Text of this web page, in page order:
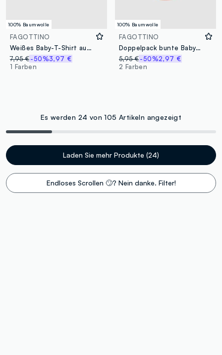
100% Baumwolle
FAGOTTINO
Weißes Baby-T-Shirt aus Baumwollmix mit Teddybär-Print, Regular Fit
7,95 €-50%3,97 €
1 Farben
100% Baumwolle
FAGOTTINO
Doppelpack bunte Baby-Lätzchen aus reiner Baumwolle mit Bändern
5,95 €-50%2,97 €
2 Farben
Es werden 24 von 105 Artikeln angezeigt
Laden Sie mehr Produkte (24)
Endloses Scrollen 🙄? Nein danke. Filter!